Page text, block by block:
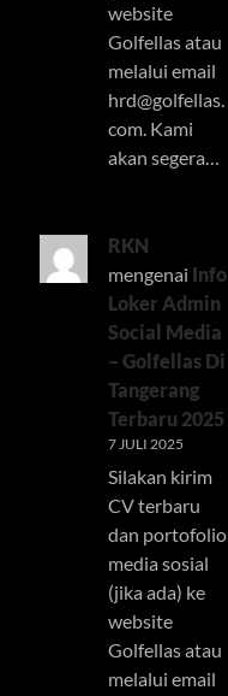
website
Golfellas atau
melalui email
hrd@golfellas.
com. Kami
akan segera…
RKN
mengenai Info
Loker Admin
Social Media
– Golfellas Di
Tangerang
Terbaru 2025
7 JULI 2025
Silakan kirim
CV terbaru
dan portofolio
media sosial
(jika ada) ke
website
Golfellas atau
melalui email